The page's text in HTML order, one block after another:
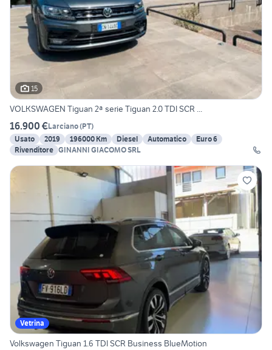
15
VOLKSWAGEN Tiguan 2ª serie Tiguan 2.0 TDI SCR ...
16.900 €Larciano(PT)
Usato
2019 196000 Km Diesel Automatico
Euro 6
Rivenditore GINANNI GIACOMO SRL
Vetrina
Volkswagen Tiguan 1.6 TDI SCR Business BlueMotion